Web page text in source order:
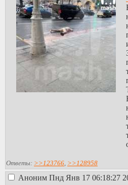
Ответы: >>123766, >>128958
Аноним Пнд Янв 17 06:18:27